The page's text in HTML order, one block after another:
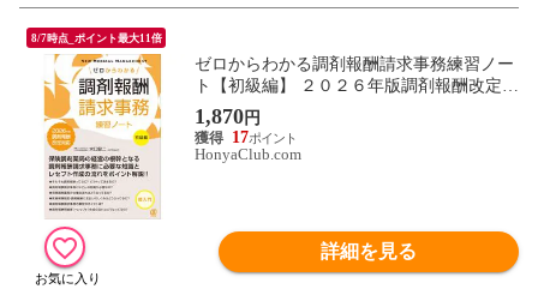
8/7時点_ポイント最大11倍
ゼロからわかる調剤報酬請求事務練習ノー
ト【初級編】 ２０２６年版調剤報酬改定対
応 /水口錠二
1,870円
17
HonyaClub.com
詳細を見る